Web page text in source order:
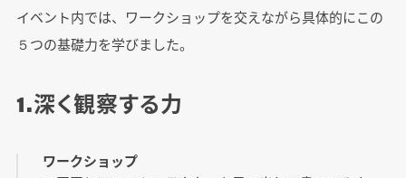
イベント内では、ワークショップを交えながら具体的にこの
５つの基礎力を学びました。
1.深く観察する力
ワークショップ